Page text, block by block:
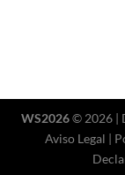
WS2026© 2026 |
Aviso Legal |